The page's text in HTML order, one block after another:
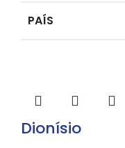
PAÍS
Dionísio